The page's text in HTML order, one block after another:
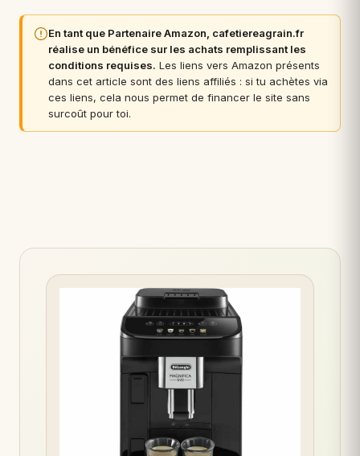
En tant que Partenaire Amazon, cafetiereagrain.fr
réalise un bénéfice sur les achats remplissant les
conditions requises. Les liens vers Amazon présents
dans cet article sont des liens affiliés : si tu achètes via
ces liens, cela nous permet de financer le site sans
surcoût pour toi.